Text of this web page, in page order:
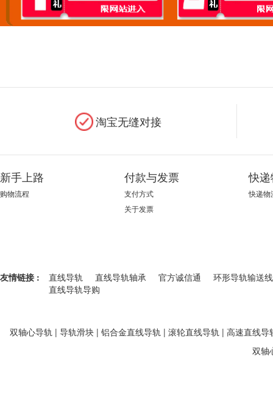
淘宝无缝对接
新手上路
购物流程
付款与发票
支付方式
关于发票
快
快递物
友情链接 : 直线导轨 直线导轨轴承 官方诚信通
环形导轨输送线
直线导轨导购
双轴心导轨 | 导轨滑块 | 铝合金直线导轨 | 滚轮直线导轨 | 高速直线
双轴